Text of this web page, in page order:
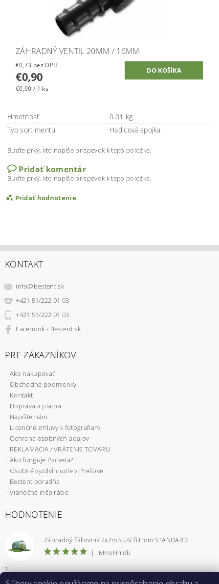
ZÁHRADNÝ VENTIL 20MM / 16MM
€0,73 bez DPH
€0,90
€0,90 / 1 ks
Hmotnosť
0.01 kg
Typ sortimentu
Hadicová spojka
Buďte prvý, kto napíše príspevok k tejto položke.
Pridať komentár
Buďte prvý, kto napíše príspevok k tejto položke.
Pridať hodnotenie
KONTAKT
info@bestent.sk
+421 51/222 01 03
+421 51/222 01 03
Facebook - Bestent.sk
PRE ZÁKAZNÍKOV
Ako nakupovať
Obchodné podmienky
Kontakt
Doprava a platba
Napíšte nám
Licenčné zmluvy k fotografiam
Ochrana osobných údajov
REKLAMÁCIA / VRÁTENIE TOVARU
Ako funguje Packeta?
Osobné vyzdvihnutie v Prešove
Bestent poradňa
Vianočné inšpirácie
HODNOTENIE
Záhradný fóliovník 2x2m s UV filtrom STANDARD
|
MmzHrrdb
1